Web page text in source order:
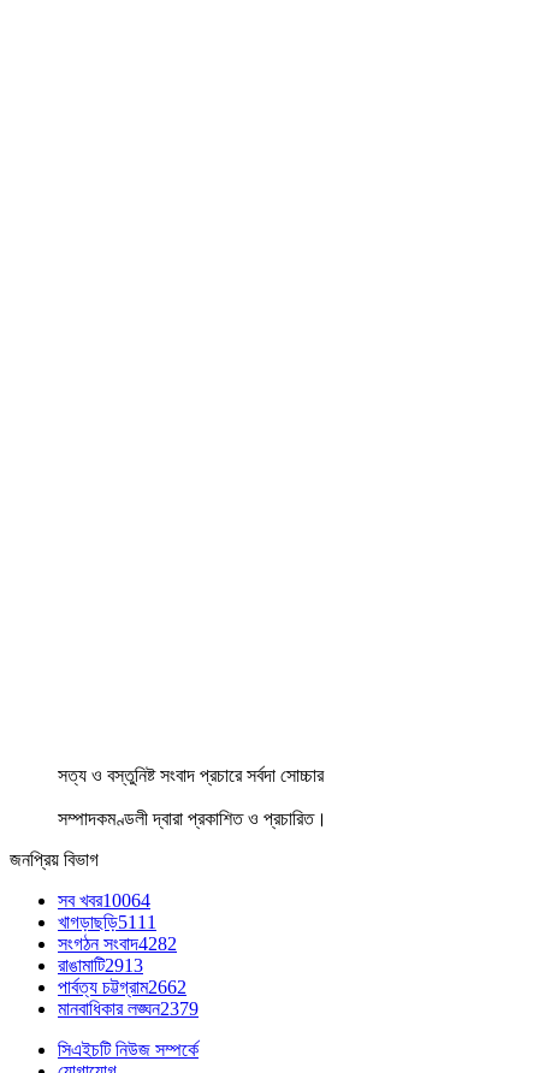
সত্য ও বস্তুনিষ্ট সংবাদ প্রচারে সর্বদা সোচ্চার
সম্পাদকমণ্ডলী দ্বারা প্রকাশিত ও প্রচারিত।
জনপ্রিয় বিভাগ
সব খবর10064
খাগড়াছড়ি5111
সংগঠন সংবাদ4282
রাঙামাটি2913
পার্বত্য চট্টগ্রাম2662
মানবাধিকার লঙ্ঘন2379
সিএইচটি নিউজ সম্পর্কে